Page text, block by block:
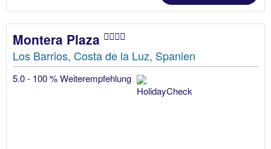
Montera Plaza
Los Barrios, Costa de la Luz, Spanien
5.0 - 100 % Weiterempfehlung